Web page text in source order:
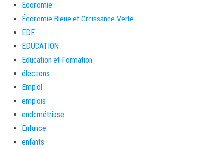
Economie
Économie Bleue et Croissance Verte
EDF
EDUCATION
Education et Formation
élections
Emploi
emplois
endométriose
Enfance
enfants